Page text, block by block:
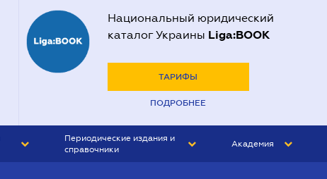
Национальный юридический
каталог Украины Liga:BOOK
ТАРИФЫ
ПОДРОБНЕЕ
Периодические издания и
справочники
Академия